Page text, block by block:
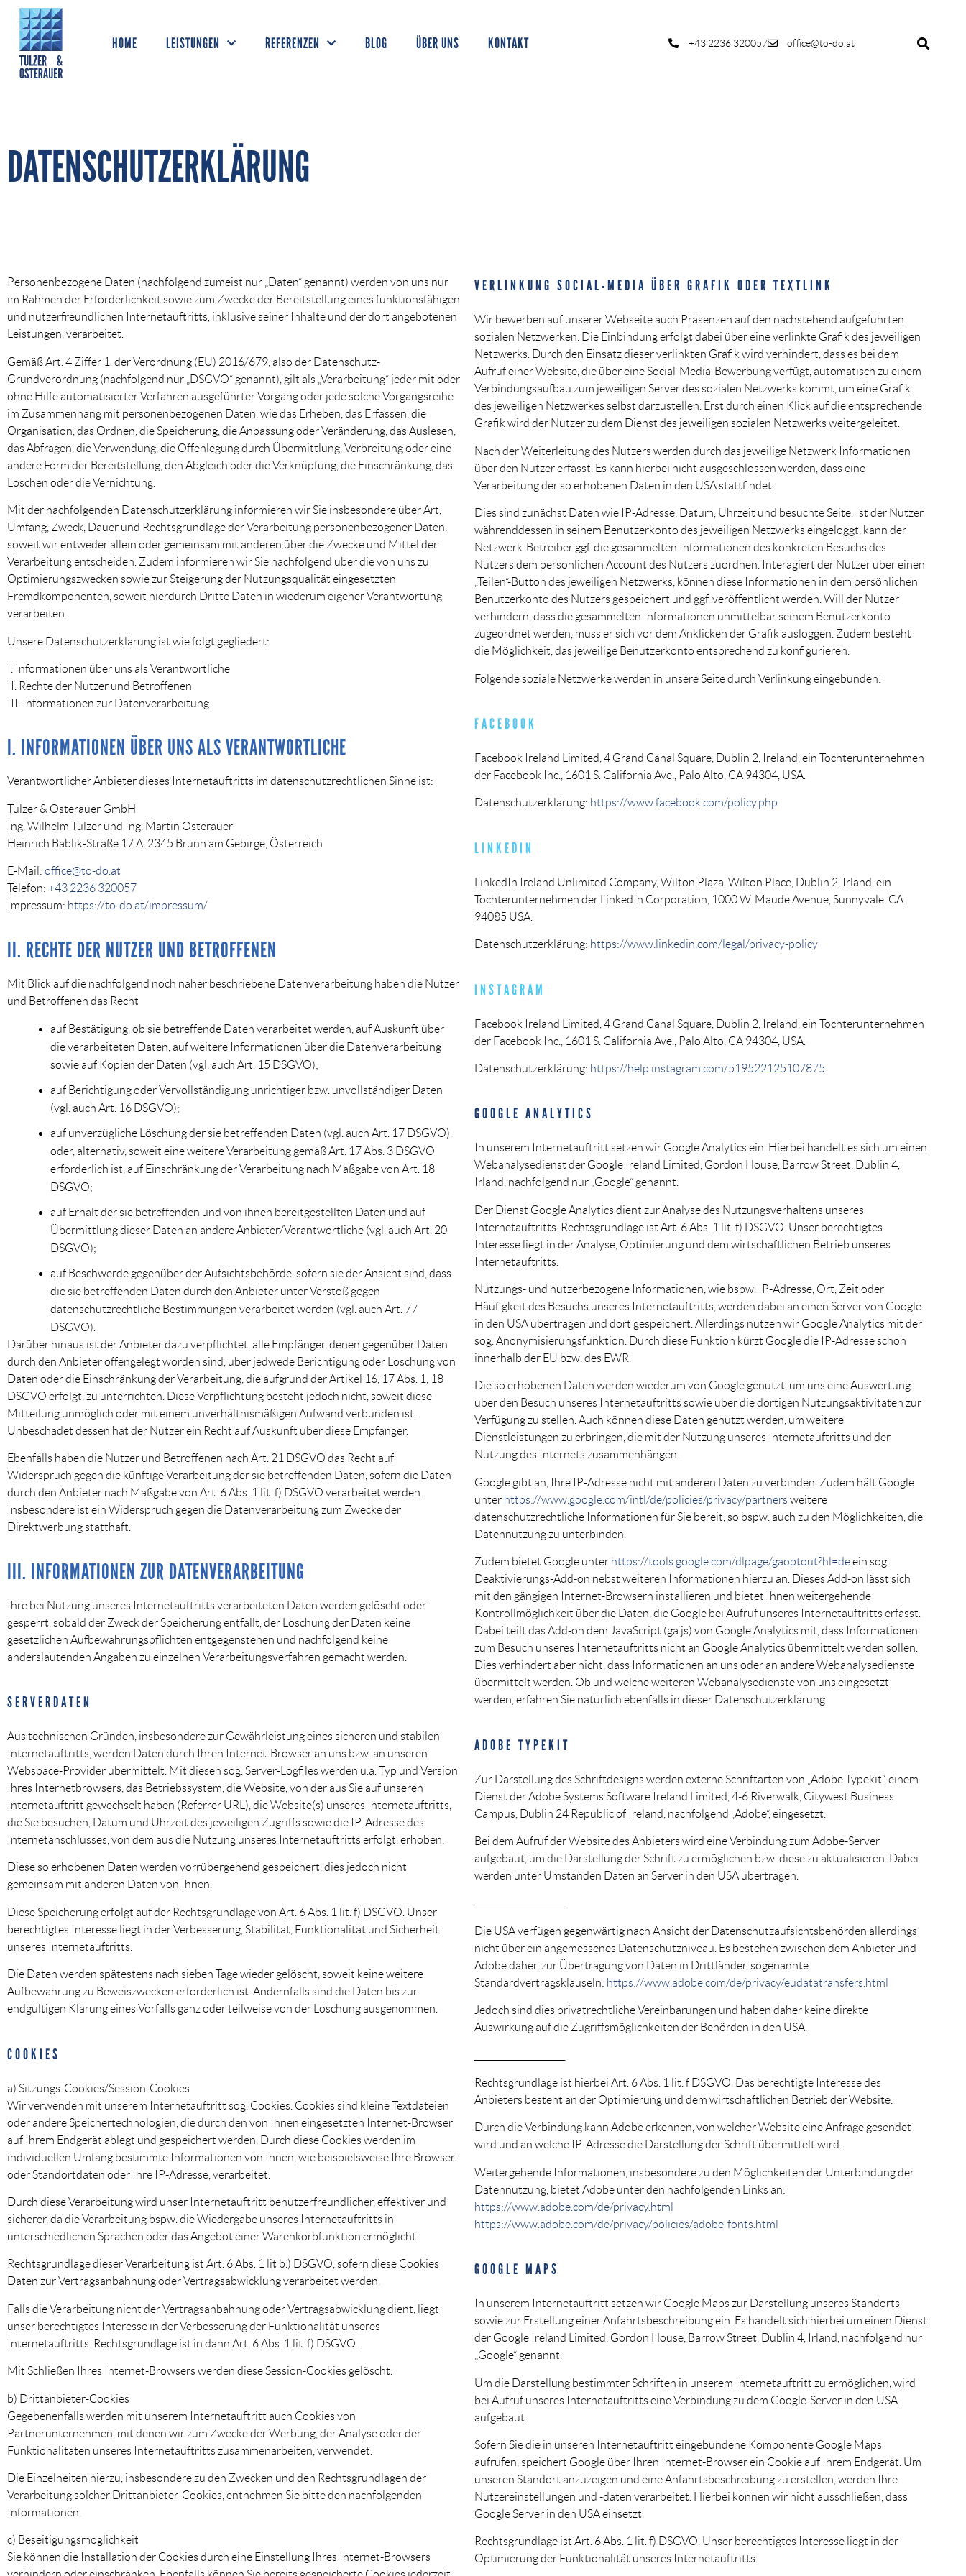
HOME LEISTUNGEN REFERENZEN BLOG ÜBER UNS KONTAKT +43 2236 320057 office@to-do.at
DATENSCHUTZERKLÄRUNG
Personenbezogene Daten (nachfolgend zumeist nur „Daten“ genannt) werden von uns nur
im Rahmen der Erforderlichkeit sowie zum Zwecke der Bereitstellung eines funktionsfähigen
und nutzerfreundlichen Internetauftritts, inklusive seiner Inhalte und der dort angebotenen
Leistungen, verarbeitet.
Gemäß Art. 4 Ziffer 1. der Verordnung (EU) 2016/679, also der Datenschutz-
Grundverordnung (nachfolgend nur „DSGVO“ genannt), gilt als „Verarbeitung“ jeder mit oder
ohne Hilfe automatisierter Verfahren ausgeführter Vorgang oder jede solche Vorgangsreihe
im Zusammenhang mit personenbezogenen Daten, wie das Erheben, das Erfassen, die
Organisation, das Ordnen, die Speicherung, die Anpassung oder Veränderung, das Auslesen,
das Abfragen, die Verwendung, die Offenlegung durch Übermittlung, Verbreitung oder eine
andere Form der Bereitstellung, den Abgleich oder die Verknüpfung, die Einschränkung, das
Löschen oder die Vernichtung.
Mit der nachfolgenden Datenschutzerklärung informieren wir Sie insbesondere über Art,
Umfang, Zweck, Dauer und Rechtsgrundlage der Verarbeitung personenbezogener Daten,
soweit wir entweder allein oder gemeinsam mit anderen über die Zwecke und Mittel der
Verarbeitung entscheiden. Zudem informieren wir Sie nachfolgend über die von uns zu
Optimierungszwecken sowie zur Steigerung der Nutzungsqualität eingesetzten
Fremdkomponenten, soweit hierdurch Dritte Daten in wiederum eigener Verantwortung
verarbeiten.
Unsere Datenschutzerklärung ist wie folgt gegliedert:
I. Informationen über uns als Verantwortliche
II. Rechte der Nutzer und Betroffenen
III. Informationen zur Datenverarbeitung
I. INFORMATIONEN ÜBER UNS ALS VERANTWORTLICHE
Verantwortlicher Anbieter dieses Internetauftritts im datenschutzrechtlichen Sinne ist:
Tulzer & Osterauer GmbH
Ing. Wilhelm Tulzer und Ing. Martin Osterauer
Heinrich Bablik-Straße 17 A, 2345 Brunn am Gebirge, Österreich
E-Mail: office@to-do.at
Telefon: +43 2236 320057
Impressum: https://to-do.at/impressum/
II. RECHTE DER NUTZER UND BETROFFENEN
Mit Blick auf die nachfolgend noch näher beschriebene Datenverarbeitung haben die Nutzer
und Betroffenen das Recht
auf Bestätigung, ob sie betreffende Daten verarbeitet werden, auf Auskunft über
die verarbeiteten Daten, auf weitere Informationen über die Datenverarbeitung
sowie auf Kopien der Daten (vgl. auch Art. 15 DSGVO);
auf Berichtigung oder Vervollständigung unrichtiger bzw. unvollständiger Daten
(vgl. auch Art. 16 DSGVO);
auf unverzügliche Löschung der sie betreffenden Daten (vgl. auch Art. 17 DSGVO),
oder, alternativ, soweit eine weitere Verarbeitung gemäß Art. 17 Abs. 3 DSGVO
erforderlich ist, auf Einschränkung der Verarbeitung nach Maßgabe von Art. 18
DSGVO;
auf Erhalt der sie betreffenden und von ihnen bereitgestellten Daten und auf
Übermittlung dieser Daten an andere Anbieter/Verantwortliche (vgl. auch Art. 20
DSGVO);
auf Beschwerde gegenüber der Aufsichtsbehörde, sofern sie der Ansicht sind, dass
die sie betreffenden Daten durch den Anbieter unter Verstoß gegen
datenschutzrechtliche Bestimmungen verarbeitet werden (vgl. auch Art. 77
DSGVO).
Darüber hinaus ist der Anbieter dazu verpflichtet, alle Empfänger, denen gegenüber Daten
durch den Anbieter offengelegt worden sind, über jedwede Berichtigung oder Löschung von
Daten oder die Einschränkung der Verarbeitung, die aufgrund der Artikel 16, 17 Abs. 1, 18
DSGVO erfolgt, zu unterrichten. Diese Verpflichtung besteht jedoch nicht, soweit diese
Mitteilung unmöglich oder mit einem unverhältnismäßigen Aufwand verbunden ist.
Unbeschadet dessen hat der Nutzer ein Recht auf Auskunft über diese Empfänger.
Ebenfalls haben die Nutzer und Betroffenen nach Art. 21 DSGVO das Recht auf
Widerspruch gegen die künftige Verarbeitung der sie betreffenden Daten, sofern die Daten
durch den Anbieter nach Maßgabe von Art. 6 Abs. 1 lit. f) DSGVO verarbeitet werden.
Insbesondere ist ein Widerspruch gegen die Datenverarbeitung zum Zwecke der
Direktwerbung statthaft.
III. INFORMATIONEN ZUR DATENVERARBEITUNG
Ihre bei Nutzung unseres Internetauftritts verarbeiteten Daten werden gelöscht oder
gesperrt, sobald der Zweck der Speicherung entfällt, der Löschung der Daten keine
gesetzlichen Aufbewahrungspflichten entgegenstehen und nachfolgend keine
anderslautenden Angaben zu einzelnen Verarbeitungsverfahren gemacht werden.
SERVERDATEN
Aus technischen Gründen, insbesondere zur Gewährleistung eines sicheren und stabilen
Internetauftritts, werden Daten durch Ihren Internet-Browser an uns bzw. an unseren
Webspace-Provider übermittelt. Mit diesen sog. Server-Logfiles werden u.a. Typ und Version
Ihres Internetbrowsers, das Betriebssystem, die Website, von der aus Sie auf unseren
Internetauftritt gewechselt haben (Referrer URL), die Website(s) unseres Internetauftritts,
die Sie besuchen, Datum und Uhrzeit des jeweiligen Zugriffs sowie die IP-Adresse des
Internetanschlusses, von dem aus die Nutzung unseres Internetauftritts erfolgt, erhoben.
Diese so erhobenen Daten werden vorrübergehend gespeichert, dies jedoch nicht
gemeinsam mit anderen Daten von Ihnen.
Diese Speicherung erfolgt auf der Rechtsgrundlage von Art. 6 Abs. 1 lit. f) DSGVO. Unser
berechtigtes Interesse liegt in der Verbesserung, Stabilität, Funktionalität und Sicherheit
unseres Internetauftritts.
Die Daten werden spätestens nach sieben Tage wieder gelöscht, soweit keine weitere
Aufbewahrung zu Beweiszwecken erforderlich ist. Andernfalls sind die Daten bis zur
endgültigen Klärung eines Vorfalls ganz oder teilweise von der Löschung ausgenommen.
COOKIES
a) Sitzungs-Cookies/Session-Cookies
Wir verwenden mit unserem Internetauftritt sog. Cookies. Cookies sind kleine Textdateien
oder andere Speichertechnologien, die durch den von Ihnen eingesetzten Internet-Browser
auf Ihrem Endgerät ablegt und gespeichert werden. Durch diese Cookies werden im
individuellen Umfang bestimmte Informationen von Ihnen, wie beispielsweise Ihre Browser-
oder Standortdaten oder Ihre IP-Adresse, verarbeitet.
Durch diese Verarbeitung wird unser Internetauftritt benutzerfreundlicher, effektiver und
sicherer, da die Verarbeitung bspw. die Wiedergabe unseres Internetauftritts in
unterschiedlichen Sprachen oder das Angebot einer Warenkorbfunktion ermöglicht.
Rechtsgrundlage dieser Verarbeitung ist Art. 6 Abs. 1 lit b.) DSGVO, sofern diese Cookies
Daten zur Vertragsanbahnung oder Vertragsabwicklung verarbeitet werden.
Falls die Verarbeitung nicht der Vertragsanbahnung oder Vertragsabwicklung dient, liegt
unser berechtigtes Interesse in der Verbesserung der Funktionalität unseres
Internetauftritts. Rechtsgrundlage ist in dann Art. 6 Abs. 1 lit. f) DSGVO.
Mit Schließen Ihres Internet-Browsers werden diese Session-Cookies gelöscht.
b) Drittanbieter-Cookies
Gegebenenfalls werden mit unserem Internetauftritt auch Cookies von
Partnerunternehmen, mit denen wir zum Zwecke der Werbung, der Analyse oder der
Funktionalitäten unseres Internetauftritts zusammenarbeiten, verwendet.
Die Einzelheiten hierzu, insbesondere zu den Zwecken und den Rechtsgrundlagen der
Verarbeitung solcher Drittanbieter-Cookies, entnehmen Sie bitte den nachfolgenden
Informationen.
c) Beseitigungsmöglichkeit
Sie können die Installation der Cookies durch eine Einstellung Ihres Internet-Browsers
VERLINKUNG SOCIAL-MEDIA ÜBER GRAFIK ODER TEXTLINK
Wir bewerben auf unserer Webseite auch Präsenzen auf den nachstehend aufgeführten
sozialen Netzwerken. Die Einbindung erfolgt dabei über eine verlinkte Grafik des jeweiligen
Netzwerks. Durch den Einsatz dieser verlinkten Grafik wird verhindert, dass es bei dem
Aufruf einer Website, die über eine Social-Media-Bewerbung verfügt, automatisch zu einem
Verbindungsaufbau zum jeweiligen Server des sozialen Netzwerks kommt, um eine Grafik
des jeweiligen Netzwerkes selbst darzustellen. Erst durch einen Klick auf die entsprechende
Grafik wird der Nutzer zu dem Dienst des jeweiligen sozialen Netzwerks weitergeleitet.
Nach der Weiterleitung des Nutzers werden durch das jeweilige Netzwerk Informationen
über den Nutzer erfasst. Es kann hierbei nicht ausgeschlossen werden, dass eine
Verarbeitung der so erhobenen Daten in den USA stattfindet.
Dies sind zunächst Daten wie IP-Adresse, Datum, Uhrzeit und besuchte Seite. Ist der Nutzer
währenddessen in seinem Benutzerkonto des jeweiligen Netzwerks eingeloggt, kann der
Netzwerk-Betreiber ggf. die gesammelten Informationen des konkreten Besuchs des
Nutzers dem persönlichen Account des Nutzers zuordnen. Interagiert der Nutzer über einen
„Teilen“-Button des jeweiligen Netzwerks, können diese Informationen in dem persönlichen
Benutzerkonto des Nutzers gespeichert und ggf. veröffentlicht werden. Will der Nutzer
verhindern, dass die gesammelten Informationen unmittelbar seinem Benutzerkonto
zugeordnet werden, muss er sich vor dem Anklicken der Grafik ausloggen. Zudem besteht
die Möglichkeit, das jeweilige Benutzerkonto entsprechend zu konfigurieren.
Folgende soziale Netzwerke werden in unsere Seite durch Verlinkung eingebunden:
FACEBOOK
Facebook Ireland Limited, 4 Grand Canal Square, Dublin 2, Ireland, ein Tochterunternehmen
der Facebook Inc., 1601 S. California Ave., Palo Alto, CA 94304, USA.
Datenschutzerklärung: https://www.facebook.com/policy.php
LINKEDIN
LinkedIn Ireland Unlimited Company, Wilton Plaza, Wilton Place, Dublin 2, Irland, ein
Tochterunternehmen der LinkedIn Corporation, 1000 W. Maude Avenue, Sunnyvale, CA
94085 USA.
Datenschutzerklärung: https://www.linkedin.com/legal/privacy-policy
INSTAGRAM
Facebook Ireland Limited, 4 Grand Canal Square, Dublin 2, Ireland, ein Tochterunternehmen
der Facebook Inc., 1601 S. California Ave., Palo Alto, CA 94304, USA.
Datenschutzerklärung: https://help.instagram.com/519522125107875
GOOGLE ANALYTICS
In unserem Internetauftritt setzen wir Google Analytics ein. Hierbei handelt es sich um einen
Webanalysedienst der Google Ireland Limited, Gordon House, Barrow Street, Dublin 4,
Irland, nachfolgend nur „Google“ genannt.
Der Dienst Google Analytics dient zur Analyse des Nutzungsverhaltens unseres
Internetauftritts. Rechtsgrundlage ist Art. 6 Abs. 1 lit. f) DSGVO. Unser berechtigtes
Interesse liegt in der Analyse, Optimierung und dem wirtschaftlichen Betrieb unseres
Internetauftritts.
Nutzungs- und nutzerbezogene Informationen, wie bspw. IP-Adresse, Ort, Zeit oder
Häufigkeit des Besuchs unseres Internetauftritts, werden dabei an einen Server von Google
in den USA übertragen und dort gespeichert. Allerdings nutzen wir Google Analytics mit der
sog. Anonymisierungsfunktion. Durch diese Funktion kürzt Google die IP-Adresse schon
innerhalb der EU bzw. des EWR.
Die so erhobenen Daten werden wiederum von Google genutzt, um uns eine Auswertung
über den Besuch unseres Internetauftritts sowie über die dortigen Nutzungsaktivitäten zur
Verfügung zu stellen. Auch können diese Daten genutzt werden, um weitere
Dienstleistungen zu erbringen, die mit der Nutzung unseres Internetauftritts und der
Nutzung des Internets zusammenhängen.
Google gibt an, Ihre IP-Adresse nicht mit anderen Daten zu verbinden. Zudem hält Google
unter https://www.google.com/intl/de/policies/privacy/partners weitere
datenschutzrechtliche Informationen für Sie bereit, so bspw. auch zu den Möglichkeiten, die
Datennutzung zu unterbinden.
Zudem bietet Google unter https://tools.google.com/dlpage/gaoptout?hl=deein sog.
Deaktivierungs-Add-on nebst weiteren Informationen hierzu an. Dieses Add-on lässt sich
mit den gängigen Internet-Browsern installieren und bietet Ihnen weitergehende
Kontrollmöglichkeit über die Daten, die Google bei Aufruf unseres Internetauftritts erfasst.
Dabei teilt das Add-on dem JavaScript (ga.js) von Google Analytics mit, dass Informationen
zum Besuch unseres Internetauftritts nicht an Google Analytics übermittelt werden sollen.
Dies verhindert aber nicht, dass Informationen an uns oder an andere Webanalysedienste
übermittelt werden. Ob und welche weiteren Webanalysedienste von uns eingesetzt
werden, erfahren Sie natürlich ebenfalls in dieser Datenschutzerklärung.
ADOBE TYPEKIT
Zur Darstellung des Schriftdesigns werden externe Schriftarten von „Adobe Typekit“, einem
Dienst der Adobe Systems Software Ireland Limited, 4-6 Riverwalk, Citywest Business
Campus, Dublin 24 Republic of Ireland, nachfolgend „Adobe“, eingesetzt.
Bei dem Aufruf der Website des Anbieters wird eine Verbindung zum Adobe-Server
aufgebaut, um die Darstellung der Schrift zu ermöglichen bzw. diese zu aktualisieren. Dabei
werden unter Umständen Daten an Server in den USA übertragen.
Die USA verfügen gegenwärtig nach Ansicht der Datenschutzaufsichtsbehörden allerdings
nicht über ein angemessenes Datenschutzniveau. Es bestehen zwischen dem Anbieter und
Adobe daher, zur Übertragung von Daten in Drittländer, sogenannte
Standardvertragsklauseln: https://www.adobe.com/de/privacy/eudatatransfers.html
Jedoch sind dies privatrechtliche Vereinbarungen und haben daher keine direkte
Auswirkung auf die Zugriffsmöglichkeiten der Behörden in den USA.
Rechtsgrundlage ist hierbei Art. 6 Abs. 1 lit. f DSGVO. Das berechtigte Interesse des
Anbieters besteht an der Optimierung und dem wirtschaftlichen Betrieb der Website.
Durch die Verbindung kann Adobe erkennen, von welcher Website eine Anfrage gesendet
wird und an welche IP-Adresse die Darstellung der Schrift übermittelt wird.
Weitergehende Informationen, insbesondere zu den Möglichkeiten der Unterbindung der
Datennutzung, bietet Adobe unter den nachfolgenden Links an:
https://www.adobe.com/de/privacy.html
https://www.adobe.com/de/privacy/policies/adobe-fonts.html
GOOGLE MAPS
In unserem Internetauftritt setzen wir Google Maps zur Darstellung unseres Standorts
sowie zur Erstellung einer Anfahrtsbeschreibung ein. Es handelt sich hierbei um einen Dienst
der Google Ireland Limited, Gordon House, Barrow Street, Dublin 4, Irland, nachfolgend nur
„Google“ genannt.
Um die Darstellung bestimmter Schriften in unserem Internetauftritt zu ermöglichen, wird
bei Aufruf unseres Internetauftritts eine Verbindung zu dem Google-Server in den USA
aufgebaut.
Sofern Sie die in unseren Internetauftritt eingebundene Komponente Google Maps
aufrufen, speichert Google über Ihren Internet-Browser ein Cookie auf Ihrem Endgerät. Um
unseren Standort anzuzeigen und eine Anfahrtsbeschreibung zu erstellen, werden Ihre
Nutzereinstellungen und -daten verarbeitet. Hierbei können wir nicht ausschließen, dass
Google Server in den USA einsetzt.
Rechtsgrundlage ist Art. 6 Abs. 1 lit. f) DSGVO. Unser berechtigtes Interesse liegt in der
Optimierung der Funktionalität unseres Internetauftritts.